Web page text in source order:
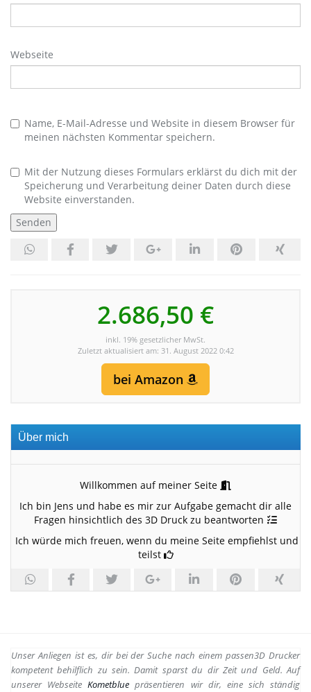
Webseite
Name, E-Mail-Adresse und Website in diesem Browser für
meinen nächsten Kommentar speichern.
Mit der Nutzung dieses Formulars erklärst du dich mit der
Speicherung und Verarbeitung deiner Daten durch diese
Website einverstanden.
2.686,50 €
inkl. 19% gesetzlicher MwSt.
Zuletzt aktualisiert am: 31. August 2022 0:42
bei Amazon
Über mich
Willkommen auf meiner Seite
Ich bin Jens und habe es mir zur Aufgabe gemacht dir alle
Fragen hinsichtlich des 3D Druck zu beantworten
Ich würde mich freuen, wenn du meine Seite empfiehlst und
teilst
Unser Anliegen ist es, dir bei der Suche nach einem passen3D Drucker
kompetent behilflich zu sein.Damit sparst du dir Zeit und Geld. Auf
unserer Webseite Kometblue präsentieren wir dir, eine sich ständig